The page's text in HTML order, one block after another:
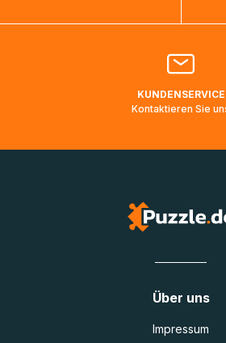
Bitte kontaktieren Sie den
Lieferadressen in Deutschland oder
KUNDENSERVICE
Kontaktieren Sie
Über uns
Impressum